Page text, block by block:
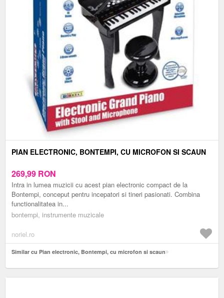
PIAN ELECTRONIC, BONTEMPI, CU MICROFON SI SCAUN
269,99 RON
Intra in lumea muzicii cu acest pian electronic compact de la
Bontempi, conceput pentru incepatori si tineri pasionati. Combina
functionalitatea in...
bontempi, instrumente muzicale
noriel.ro
Similar cu Pian electronic, Bontempi, cu microfon si scaun